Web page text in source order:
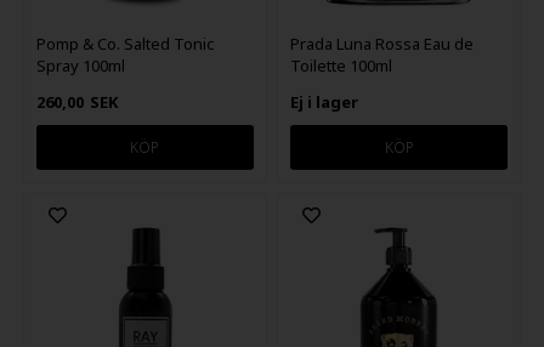
Pomp & Co. Salted Tonic
Spray 100ml
260,00 SEK
Prada Luna Rossa Eau de
Toilette 100ml
Ej i lager